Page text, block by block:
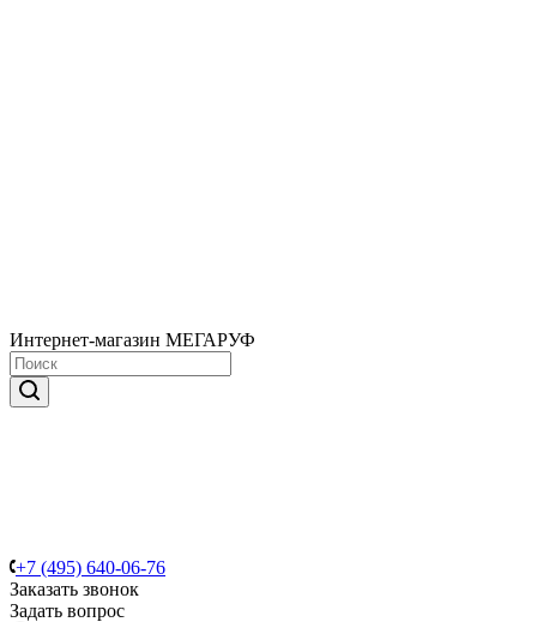
Интернет-магазин МЕГАРУФ
+7 (495) 640-06-76
Заказать звонок
Задать вопрос